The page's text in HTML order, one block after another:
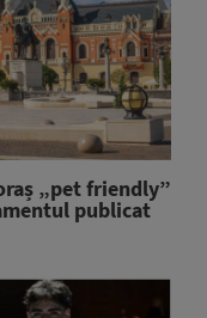
„pet friendly”
publicat